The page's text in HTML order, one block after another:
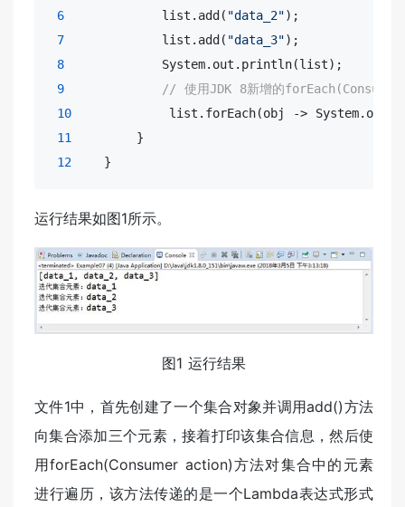
6
list .add( "data_2");
7
list .add( "data_3");
8
            System.out.
println(list);
9
// 使用JDK 8新增的
10
list .forEach(obj -> System.out.
11
        }
12
    }
运行结果如图1所示。
图1 运行结果
文件1中，首先创建了一个集合对象并调用add()方法
向集合添加三个元素，接着打印该集合信息，然后使
用forEach(Consumer action)方法对集合中的元素
进行遍历，该方法传递的是一个Lambda表达式形式